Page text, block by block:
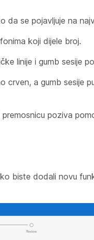
da se pojavljuje na
koji dijele broj.
linije i gumb sesije
a gumb sesije
poziva
biste dodali novu